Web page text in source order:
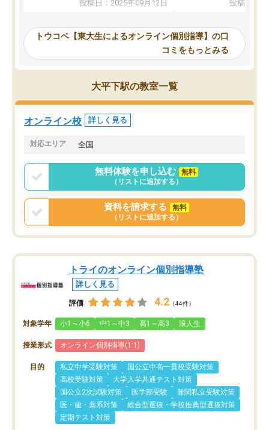
事が出来ました。
ーティングを行い、その講師で良いか
見てから講師を決定する事ができま
す。
うちの子は、初回面談の講師の方で決
オンラインツールを使用した単語帳の
共有があり宿題もそちらで出される形
でした。
言う事で講師変更の申し出があり、あ
まりに短期での変更だった為、塾に通
う事にして退会しました。遅れも取り
戻せ、授業内容や講師の方は良かった
と思います。
投稿日：2025年09月12日
めれるので、個人に合
いなのがあり(有料)、受
ことをどんなスケジュー
くか相談したのですが、
ち期待したものではなく
くなってきたようなので
投稿日：
トウコベ【東大生によるオンライン個別指導】の口
コミをもっとみる
大平下駅の教室一覧
オンライン校 詳しく見る
対応エリア 全国
無料体験を申し込む
無料
（リストに追加する）
資料を請求する
無料
（リストに追加する）
トライのオンライン個別指導塾
詳しく見る
評価 4.2 （44件）
対象学年 小1～小6 中1～中3 高1～高3 浪人生
授業形式 オンライン個別指導(1:1)
目的 私立中学受験対策
国公立中高一貫校受験対策
高校受験対策
大学入学共通テスト対策
国公立2次試験対策
医学部受験
難関私立受験対策
医・歯・薬系対策
総合型選抜・学校推薦型選抜対策
定期テスト対策